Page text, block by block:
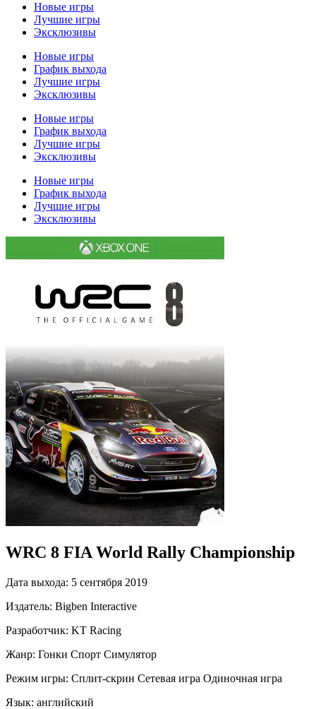
Новые игры
Лучшие игры
Эксклюзивы
Новые игры
График выхода
Лучшие игры
Эксклюзивы
Новые игры
График выхода
Лучшие игры
Эксклюзивы
Новые игры
График выхода
Лучшие игры
Эксклюзивы
WRC 8 FIA World Rally Championship
Дата выхода: 5 сентября 2019
Издатель: Bigben Interactive
Разработчик: KT Racing
Жанр: Гонки Спорт Симулятор
Режим игры: Сплит-скрин Сетевая игра Одиночная игра
Язык: английский